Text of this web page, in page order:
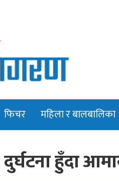
फिचर महिला र बालबालिका
दुर्घटना हुँदा